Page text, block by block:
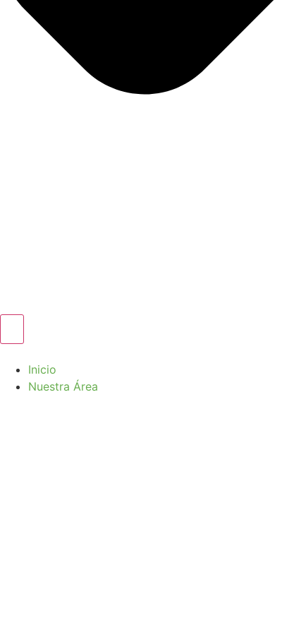
Inicio
Nuestra Área